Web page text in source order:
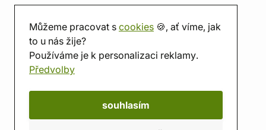
Můžeme pracovat s cookies 🍪, ať víme, jak
to u nás žije?
Používáme je k personalizaci reklamy.
Předvolby
souhlasím
Prodejna
Herna
O nás
Hodnocení obchodu